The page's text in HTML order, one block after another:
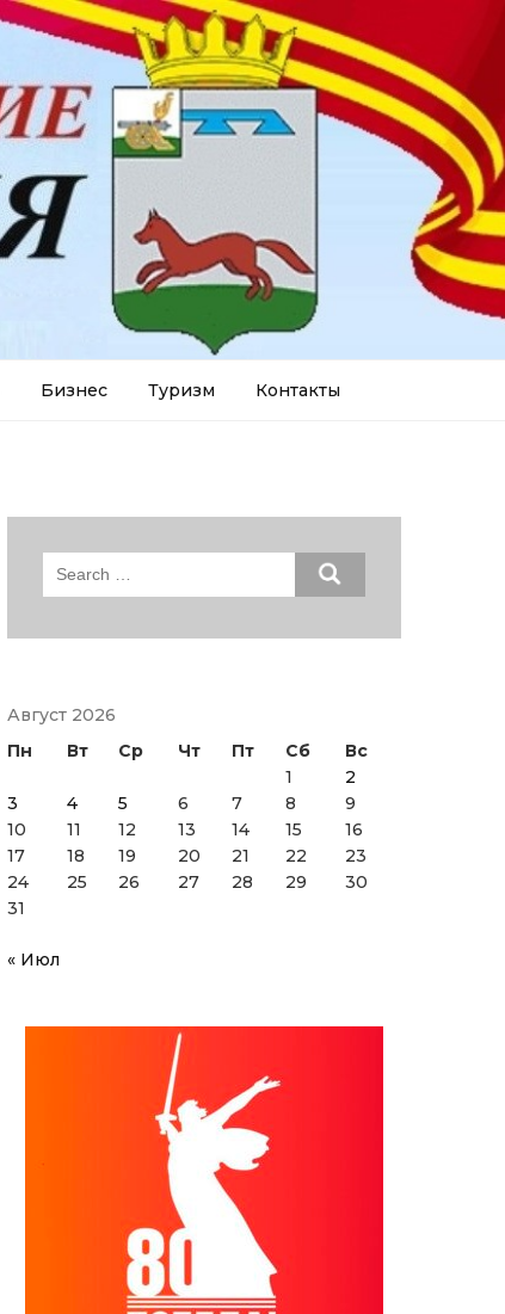
Бизнес Туризм Контакты
Search
Август 2026
Пн
Вт Ср Чт Пт Сб
Вс
1
2
3
4 5 6 7 8
9
10
11 12 13 14 15
16
17
18 19 20 21 22
23
24
25 26 27 28 29
30
31
« Июл